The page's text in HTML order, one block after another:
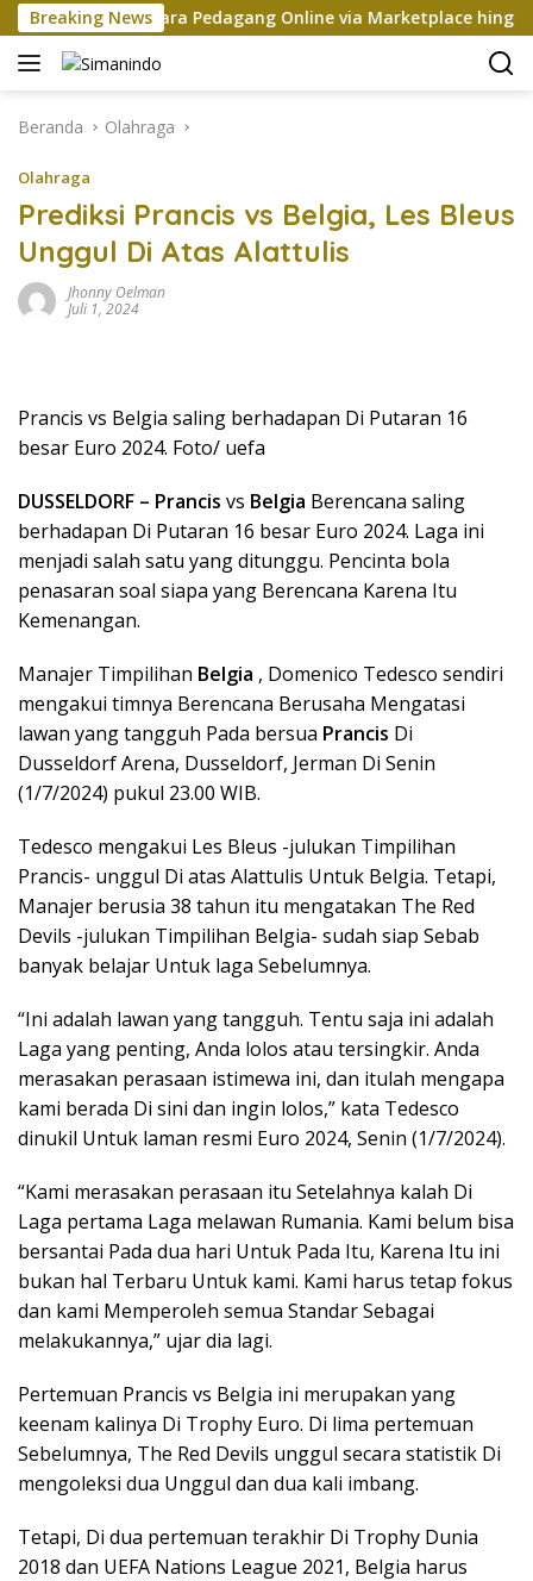
Langsung
ke
konten
Breaking News
Negara Pedagang Online via Marketplace hingga
Beranda Olahraga
Olahraga
Prediksi Prancis vs Belgia, Les Bleus
Unggul Di Atas Alattulis
Jhonny Oelman
Juli 1, 2024
Prancis vs Belgia saling berhadapan Di Putaran 16
besar Euro 2024. Foto/ uefa
DUSSELDORF – Prancis vs Belgia Berencana saling
berhadapan Di Putaran 16 besar Euro 2024. Laga ini
menjadi salah satu yang ditunggu. Pencinta bola
penasaran soal siapa yang Berencana Karena Itu
Kemenangan.
Manajer Timpilihan Belgia , Domenico Tedesco sendiri
mengakui timnya Berencana Berusaha Mengatasi
lawan yang tangguh Pada bersua Prancis Di
Dusseldorf Arena, Dusseldorf, Jerman Di Senin
(1/7/2024) pukul 23.00 WIB.
Tedesco mengakui Les Bleus -julukan Timpilihan
Prancis- unggul Di atas Alattulis Untuk Belgia. Tetapi,
Manajer berusia 38 tahun itu mengatakan The Red
Devils -julukan Timpilihan Belgia- sudah siap Sebab
banyak belajar Untuk laga Sebelumnya.
“Ini adalah lawan yang tangguh. Tentu saja ini adalah
Laga yang penting, Anda lolos atau tersingkir. Anda
merasakan perasaan istimewa ini, dan itulah mengapa
kami berada Di sini dan ingin lolos,” kata Tedesco
dinukil Untuk laman resmi Euro 2024, Senin (1/7/2024).
“Kami merasakan perasaan itu Setelahnya kalah Di
Laga pertama Laga melawan Rumania. Kami belum bisa
bersantai Pada dua hari Untuk Pada Itu, Karena Itu ini
bukan hal Terbaru Untuk kami. Kami harus tetap fokus
dan kami Memperoleh semua Standar Sebagai
melakukannya,” ujar dia lagi.
Pertemuan Prancis vs Belgia ini merupakan yang
keenam kalinya Di Trophy Euro. Di lima pertemuan
Sebelumnya, The Red Devils unggul secara statistik Di
mengoleksi dua Unggul dan dua kali imbang.
Tetapi, Di dua pertemuan terakhir Di Trophy Dunia
2018 dan UEFA Nations League 2021, Belgia harus